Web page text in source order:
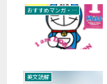
おすすめマンガ・絵本
英文読解